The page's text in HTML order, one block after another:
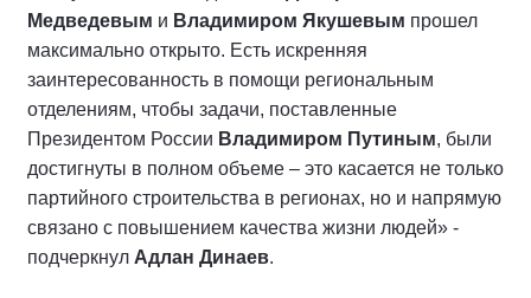
Медведевым и Владимиром Якушевым прошел
максимально открыто. Есть искренняя
заинтересованность в помощи региональным
отделениям, чтобы задачи, поставленные
Президентом России Владимиром Путиным, были
достигнуты в полном объеме – это касается не только
партийного строительства в регионах, но и напрямую
связано с повышением качества жизни людей» -
подчеркнул Адлан Динаев.